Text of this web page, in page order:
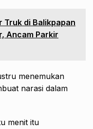
Truk di Balikpapan
Ancam Parkir
menemukan
narasi dalam
menit itu